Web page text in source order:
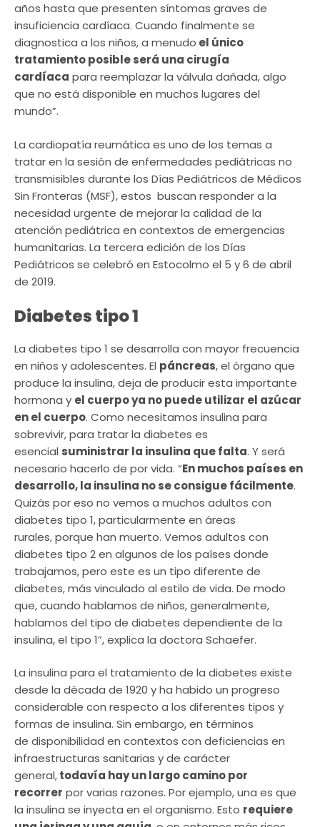
años hasta que presenten síntomas graves de
insuficiencia cardíaca. Cuando finalmente se
diagnostica a los niños, a menudo el único
tratamiento posible será una cirugía
cardíaca para reemplazar la válvula dañada, algo
que no está disponible en muchos lugares del
mundo”.
La cardiopatía reumática es uno de los temas a
tratar en la sesión de enfermedades pediátricas no
transmisibles durante los Días Pediátricos de Médicos
Sin Fronteras (MSF), estos buscan responder a la
necesidad urgente de mejorar la calidad de la
atención pediátrica en contextos de emergencias
humanitarias. La tercera edición de los Días
Pediátricos se celebró en Estocolmo el 5 y 6 de abril
de 2019.
Diabetes tipo 1
La diabetes tipo 1 se desarrolla con mayor frecuencia
en niños y adolescentes. El páncreas, el órgano que
produce la insulina, deja de producir esta importante
hormona y el cuerpo ya no puede utilizar el azúcar
en el cuerpo. Como necesitamos insulina para
sobrevivir, para tratar la diabetes es
esencial suministrar la insulina que falta. Y será
necesario hacerlo de por vida. “En muchos países en
desarrollo, la insulina no se consigue fácilmente.
Quizás por eso no vemos a muchos adultos con
diabetes tipo 1, particularmente en áreas
rurales, porque han muerto. Vemos adultos con
diabetes tipo 2 en algunos de los países donde
trabajamos, pero este es un tipo diferente de
diabetes, más vinculado al estilo de vida. De modo
que, cuando hablamos de niños, generalmente,
hablamos del tipo de diabetes dependiente de la
insulina, el tipo 1”, explica la doctora Schaefer.
La insulina para el tratamiento de la diabetes existe
desde la década de 1920 y ha habido un progreso
considerable con respecto a los diferentes tipos y
formas de insulina. Sin embargo, en términos
de disponibilidad en contextos con deficiencias en
infraestructuras sanitarias y de carácter
general,todavía hay un largo camino por
recorrer por varias razones. Por ejemplo, una es que
la insulina se inyecta en el organismo. Esto requiere